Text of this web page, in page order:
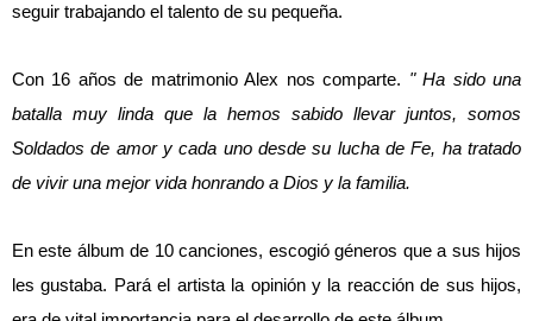
seguir trabajando el talento de su pequeña.
Con 16 años de matrimonio Alex nos comparte. " Ha sido una
batalla muy linda que la hemos sabido llevar juntos, somos
Soldados de amor y cada uno desde su lucha de Fe, ha tratado
de vivir una mejor vida honrando a Dios y la familia.
En este álbum de 10 canciones, escogió géneros que a sus hijos
les gustaba. Pará el artista la opinión y la reacción de sus hijos,